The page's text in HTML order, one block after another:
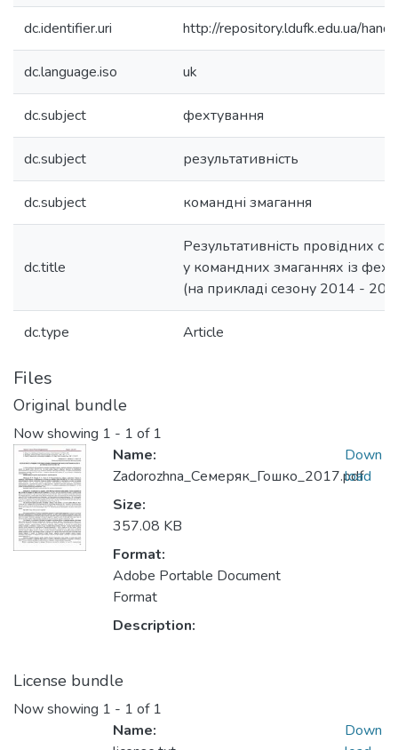
dc.identifier.uri http://repository.ldufk.edu.ua/
dc.language.iso uk
dc.subject фехтування
dc.subject результативність
dc.subject командні змагання
dc.title
Результативність провідних
у командних змаганнях із
(на прикладі сезону 2014 -
dc.type Article
Files
Original bundle
Now showing 1 - 1 of 1
Name:
Zadorozhna_Семеряк_Гошко_2017.pdf
Size:
357.08 KB
Format:
Adobe Portable Document
Format
Description:
Down
load
License bundle
Now showing 1 - 1 of 1
Name:
Down